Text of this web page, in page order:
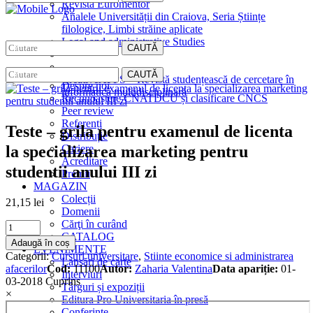
Revista Euromentor
Analele Universității din Craiova, Seria Științe
filologice, Limbi străine aplicate
Legal and administrative Studies
CreativeAPPS – Revistă studențească de cercetare în
informatică multidisciplinară
CAUTĂ
EDITURA
Despre noi
Recunoaștere CNATDCU și clasificare CNCS
Peer review
Referenți
Distribuție
Cariere
Acreditare
Premii
MAGAZIN
Colecții
Domenii
Cărţi în curând
CATALOG
EVENIMENTE
Lansări de carte
Interviuri
Târguri și expoziții
Editura Pro Universitaria în presă
CAUTĂ
Teste – grila pentru examenul de licenta
la specializarea marketing pentru
studentii anului III zi
21,15 lei
Teste
–
grila
pentru
examenul
de
licenta
Adaugă în coș
Categorii:Cursuri universitare, Stiinte economice si administrarea
afacerilorCod:11100Autor: Zaharia ValentinaData apariție: 01-
03-2018 Cuprins
×